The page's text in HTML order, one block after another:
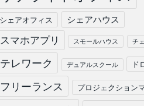
シェアオフィス シェアハウス
スマホアプリ スモールハウス チ
テレワーク デュアルスクール ド
フリーランス プロジェクション